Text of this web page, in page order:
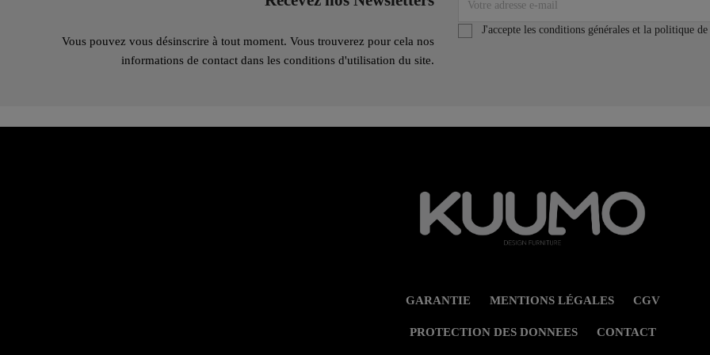
Vous pouvez vous désinscrire à tout moment. Vous trouverez pour cela nos
informations de contact dans les conditions d'utilisation du site.
J'accepte les conditions générales et la politique
GARANTIE MENTIONS LÉGALES CGV
PROTECTION DES DONNEES CONTACT